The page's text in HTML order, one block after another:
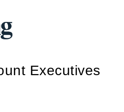
Executives